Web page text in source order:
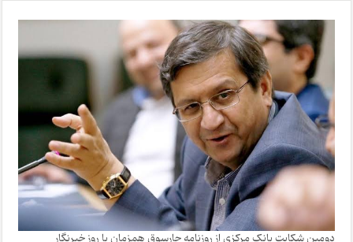
دومین شکایت بانک مرکزی از روزنامه چارسوق همزمان با روز خبرنگار